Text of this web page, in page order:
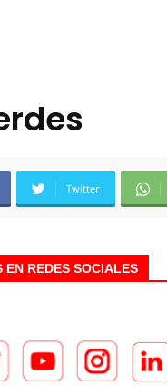
Twitter
EN REDES SOCIALES